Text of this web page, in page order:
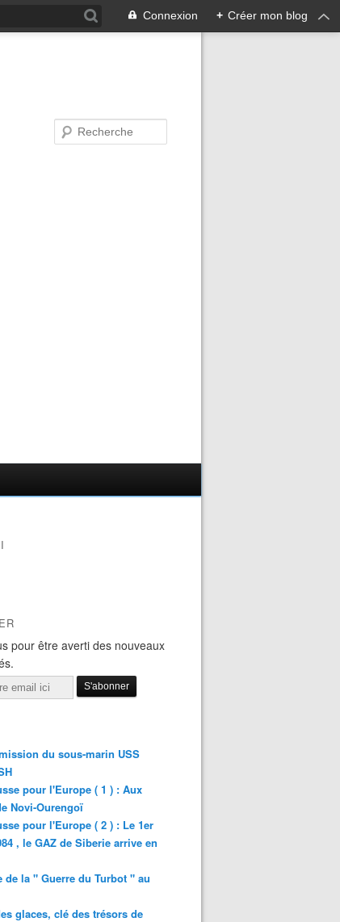
Connexion + Créer mon blog
pour être averti des nouveaux
du sous-marin USS
pour l'Europe ( 1 ) : Aux
Novi-Ourengoï
pour l'Europe ( 2 ) : Le 1er
, le GAZ de Siberie arrive en
de la " Guerre du Turbot " au
glaces, clé des trésors de